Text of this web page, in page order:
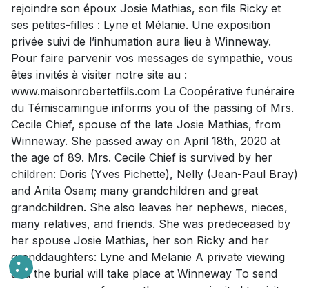
rejoindre son époux Josie Mathias, son fils Ricky et
ses petites-filles : Lyne et Mélanie. Une exposition
privée suivi de l’inhumation aura lieu à Winneway.
Pour faire parvenir vos messages de sympathie, vous
êtes invités à visiter notre site au :
www.maisonrobertetfils.com La Coopérative funéraire
du Témiscamingue informs you of the passing of Mrs.
Cecile Chief, spouse of the late Josie Mathias, from
Winneway. She passed away on April 18th, 2020 at
the age of 89. Mrs. Cecile Chief is survived by her
children: Doris (Yves Pichette), Nelly (Jean-Paul Bray)
and Anita Osam; many grandchildren and great
grandchildren. She also leaves her nephews, nieces,
many relatives, and friends. She was predeceased by
her spouse Josie Mathias, her son Ricky and her
granddaughters: Lyne and Melanie A private viewing
and the burial will take place at Winneway To send